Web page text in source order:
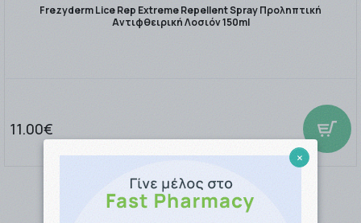
Frezyderm Lice Rep Extreme Repellent Spray Προληπτική
Αντιφθειρική Λοσιόν 150ml
11.00€
×